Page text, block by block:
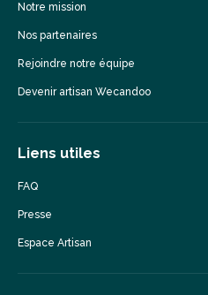
Notre mission
Nos partenaires
Rejoindre notre équipe
Devenir artisan Wecandoo
Liens utiles
FAQ
Presse
Espace Artisan